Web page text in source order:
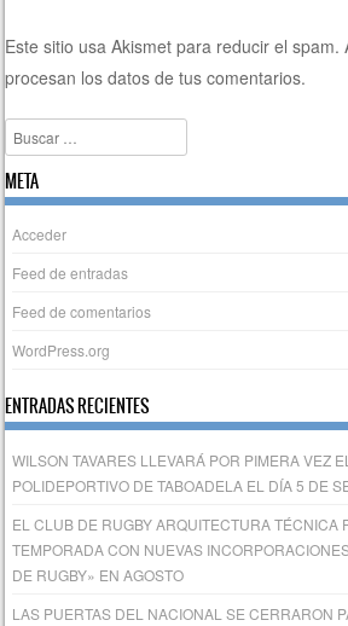
Este sitio usa Akismet para reducir el spam.
procesan los datos de tus comentarios.
Buscar
META
Acceder
Feed de entradas
Feed de comentarios
WordPress.org
ENTRADAS RECIENTES
WILSON TAVARES LLEVARÁ POR PIMERA VEZ
POLIDEPORTIVO DE TABOADELA EL DÍA 5 DE
EL CLUB DE RUGBY ARQUITECTURA TÉCNICA
TEMPORADA CON NUEVAS
DE RUGBY» EN AGOSTO
LAS PUERTAS DEL NACIONAL SE CERRARON